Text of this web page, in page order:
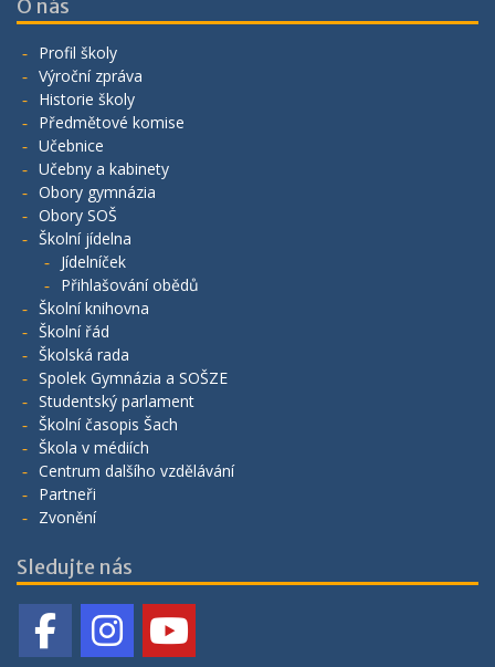
O nás
Profil školy
Výroční zpráva
Historie školy
Předmětové komise
Učebnice
Učebny a kabinety
Obory gymnázia
Obory SOŠ
Školní jídelna
Jídelníček
Přihlašování obědů
Školní knihovna
Školní řád
Školská rada
Spolek Gymnázia a SOŠZE
Studentský parlament
Školní časopis Šach
Škola v médiích
Centrum dalšího vzdělávání
Partneři
Zvonění
Sledujte nás